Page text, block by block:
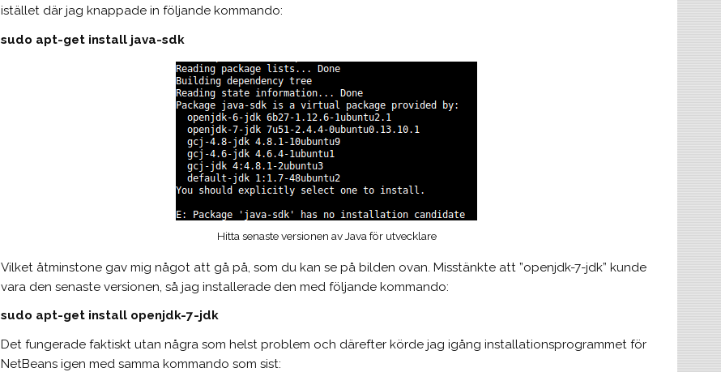
istället där jag knappade in följande kommando:
sudo apt-get install java-sdk
Hitta senaste versionen av Java för utvecklare
Vilket åtminstone gav mig något att gå på, som du kan se på bilden ovan. Misstänkte att ”openjdk-7-jdk” kunde
vara den senaste versionen, så jag installerade den med följande kommando:
sudo apt-get install openjdk-7-jdk
Det fungerade faktiskt utan några som helst problem och därefter körde jag igång installationsprogrammet för
NetBeans igen med samma kommando som sist: